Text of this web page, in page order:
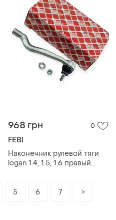
968 грн 0
FEBI
Наконечник рулевой тяги
logan 1.4, 1.5, 1.6 правый
5 6 7 >